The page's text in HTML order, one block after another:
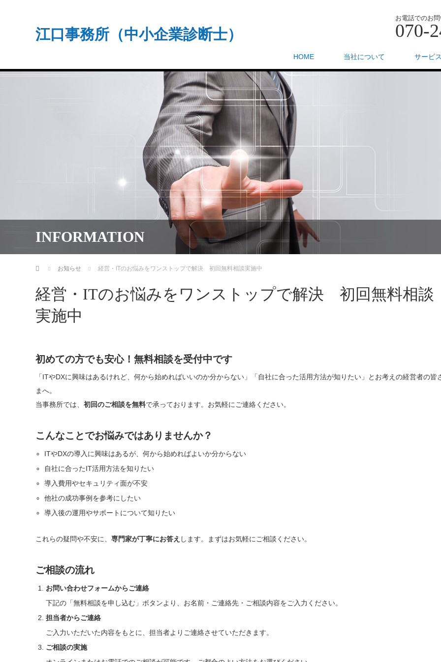
江口事務所（中小企業診断士）
お電話でのお
070-
HOME 当社について サービ
INFORMATION
ホーム お知らせ 経営・ITのお悩みをワンストップで解決 初回無料相談実施中
経営・ITのお悩みをワンストップで解決 初回無料相談
実施中
初めての方でも安心！無料相談を受付中です
「ITやDXに興味はあるけれど、何から始めればいいのか分からない」「自社に合った活用方法が知りたい」とお考えの経営者の皆
まへ。
当事務所では、 初回のご相談を無料で承っております。お気軽にご連絡ください。
こんなことでお悩みではありませんか？
ITやDXの導入に興味はあるが、何から始めればよいか分からない
自社に合ったIT活用方法を知りたい
導入費用やセキュリティ面が不安
他社の成功事例を参考にしたい
導入後の運用やサポートについて知りたい
これらの疑問や不安に、 専門家が丁寧にお答え します。まずはお気軽にご相談ください。
ご相談の流れ
お問い合わせフォームからご連絡
下記の「無料相談を申し込む」ボタンより、お名前・ご連絡先・ご相談内容をご入力ください。
担当者からご連絡
ご入力いただいた内容をもとに、担当者よりご連絡させていただきます。
ご相談の実施